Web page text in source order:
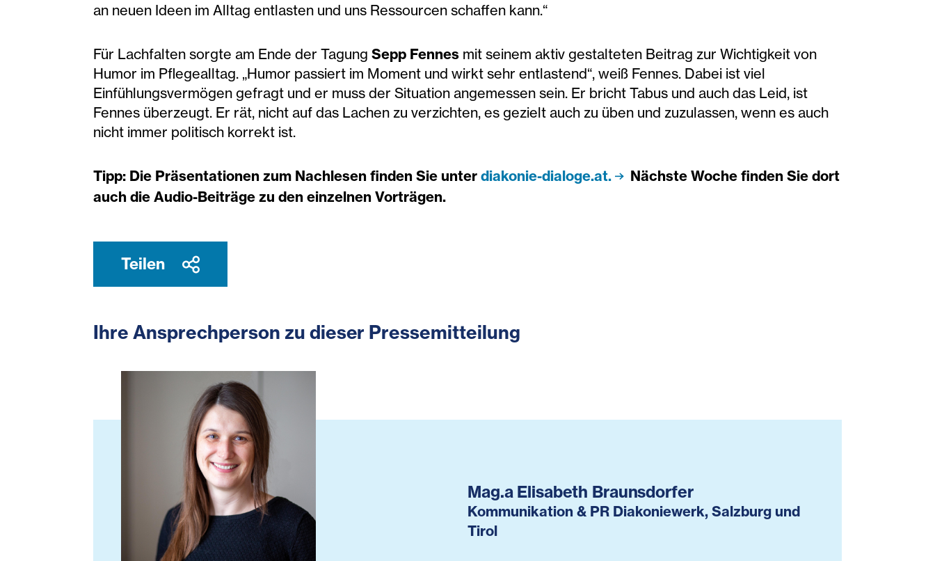
an neuen Ideen im Alltag entlasten und uns Ressourcen schaffen kann.“
Für Lachfalten sorgte am Ende der TagungSepp Fennes mit seinem aktiv gestalteten Beitrag zur Wichtigkeit von
Humor im Pflegealltag. „Humor passiert im Moment und wirkt sehr entlastend“, weiß Fennes. Dabei ist viel
Einfühlungsvermögen gefragt und er muss der Situation angemessen sein. Er bricht Tabus und auch das Leid, ist
Fennes überzeugt. Er rät, nicht auf das Lachen zu verzichten, es gezielt auch zu üben und zuzulassen, wenn es auch
nicht immer politisch korrekt ist.
Tipp: Die Präsentationen zum Nachlesen finden Sie unterdiakonie-dialoge.at.
Nächste Woche finden Sie dort
auch die Audio-Beiträge zu den einzelnen Vorträgen.
Teilen
Ihre Ansprechperson zu dieser Pressemitteilung
Mag.a Elisabeth Braunsdorfer
Kommunikation & PR Diakoniewerk, Salzburg und
Tirol